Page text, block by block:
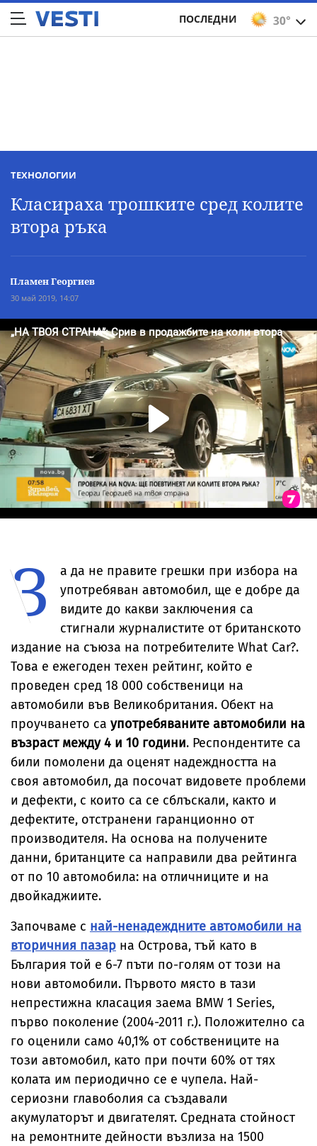
30°
ПОСЛЕДНИ
ТЕХНОЛОГИИ
Класираха трошките сред колите
втора ръка
Пламен Георгиев
30 май 2019, 14:07
З
а да не правите грешки при избора на
употребяван автомобил, ще е добре да
видите до какви заключения са
стигнали журналистите от британското
издание на съюза на потребителите What Car?.
Това е ежегоден техен рейтинг, който е
проведен сред 18 000 собственици на
автомобили във Великобритания. Обект на
проучването са употребяваните автомобили на
възраст между 4 и 10 години. Респондентите са
били помолени да оценят надеждността на
своя автомобил, да посочат видовете проблеми
и дефекти, с които са се сблъскали, както и
дефектите, отстранени гаранционно от
производителя. На основа на получените
данни, британците са направили два рейтинга
от по 10 автомобила: на отличниците и на
двойкаджиите.
Започваме с най-ненадеждните автомобили на
вторичния пазар на Острова, тъй като в
България той е 6-7 пъти по-голям от този на
нови автомобили. Първото място в тази
непрестижна класация заема BMW 1 Series,
първо поколение (2004-2011 г.). Положително са
го оценили само 40,1% от собствениците на
този автомобил, като при почти 60% от тях
колата им периодично се е чупела. Най-
сериозни главоболия са създавали
акумулаторът и двигателят. Средната стойност
на ремонтните дейности възлиза на 1500